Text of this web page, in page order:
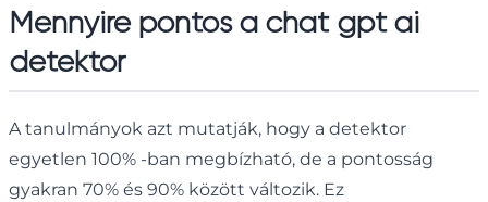
Mennyire pontos a chat gpt ai
detektor
A tanulmányok azt mutatják, hogy a detektor
egyetlen 100% -ban megbízható, de a pontosság
gyakran 70% és 90% között változik. Ez